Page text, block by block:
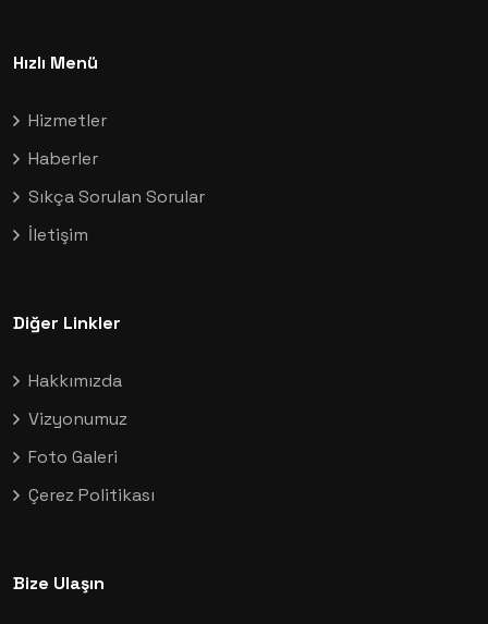
Hızlı Menü
Hizmetler
Haberler
Sıkça Sorulan Sorular
İletişim
Diğer Linkler
Hakkımızda
Vizyonumuz
Foto Galeri
Çerez Politikası
Bize Ulaşın